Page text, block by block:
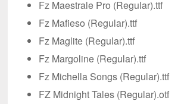
Fz Maestrale Pro (Regular).ttf
Fz Mafieso (Regular).ttf
Fz Maglite (Regular).ttf
Fz Margoline (Regular).ttf
Fz Michella Songs (Regular).ttf
FZ Midnight Tales (Regular).otf